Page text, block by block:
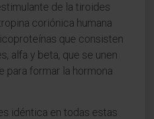
de la tiroides
coriónica humana
que consisten
alfa y beta, que se unen
para formar la hormona
idéntica en todas estas